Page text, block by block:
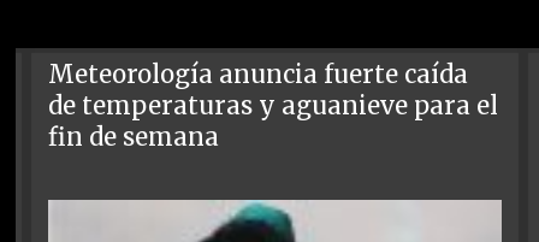
Meteorología anuncia fuerte caída
de temperaturas y aguanieve para el
fin de semana